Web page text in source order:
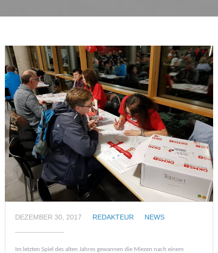
DEZEMBER 30, 2017 REDAKTEUR NEWS
Im letzten Spiel des alten Jahres gewannen die Miezen nach einem